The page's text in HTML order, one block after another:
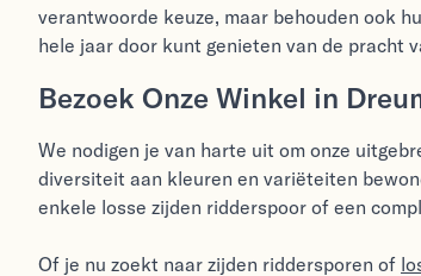
verantwoorde keuze, maar behouden ook
hele jaar door kunt genieten van de pracht
Bezoek Onze Winkel in
We nodigen je van harte uit om onze
diversiteit aan kleuren en variëteiten
enkele losse zijden ridderspoor of een
Of je nu zoekt naar zijden riddersporen of